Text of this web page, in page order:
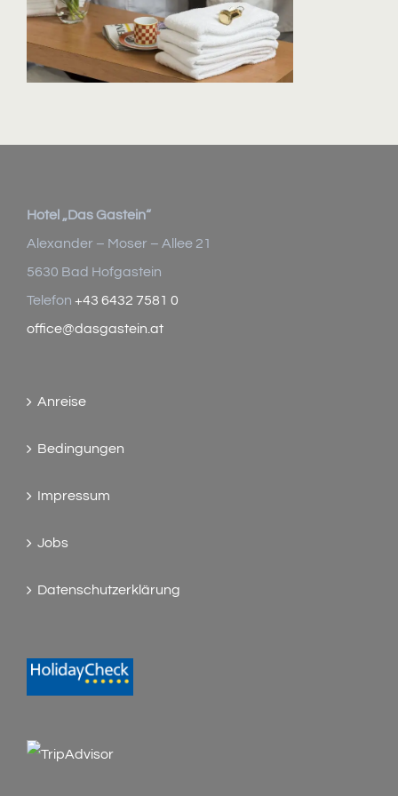
Hotel „Das Gastein“
Alexander – Moser – Allee 21
5630 Bad Hofgastein
Telefon +43 6432 7581 0
office@dasgastein.at
Anreise
Bedingungen
Impressum
Jobs
Datenschutzerklärung